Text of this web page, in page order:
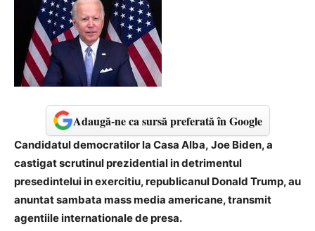
Adaugă-ne ca sursă preferată în Google
Candidatul democratilor la Casa Alba, Joe Biden, a
castigat scrutinul prezidential in detrimentul
presedintelui in exercitiu, republicanul Donald Trump, au
anuntat sambata mass media americane, transmit
agentiile internationale de presa.